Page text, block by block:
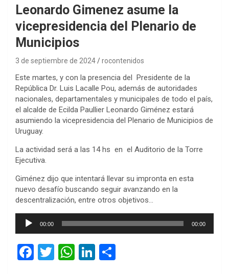
Leonardo Gimenez asume la
vicepresidencia del Plenario de
Municipios
3 de septiembre de 2024 rocontenidos
Este martes, y con la presencia del Presidente de la
República Dr. Luis Lacalle Pou, además de autoridades
nacionales, departamentales y municipales de todo el país,
el alcalde de Ecilda Paullier Leonardo Giménez estará
asumiendo la vicepresidencia del Plenario de Municipios de
Uruguay.
La actividad será a las 14 hs en el Auditorio de la Torre
Ejecutiva.
Giménez dijo que intentará llevar su impronta en esta
nuevo desafío buscando seguir avanzando en la
descentralización, entre otros objetivos…
Reproductor
00:00 00:00
F
T
W Li